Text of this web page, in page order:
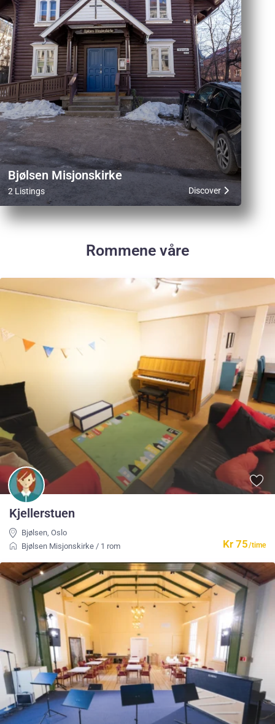
Bjølsen Misjonskirke
2 Listings Discover
Rommene våre
Kr 75/time
Kjellerstuen
Bjølsen ,Oslo
Bjølsen Misjonskirke / 1 rom